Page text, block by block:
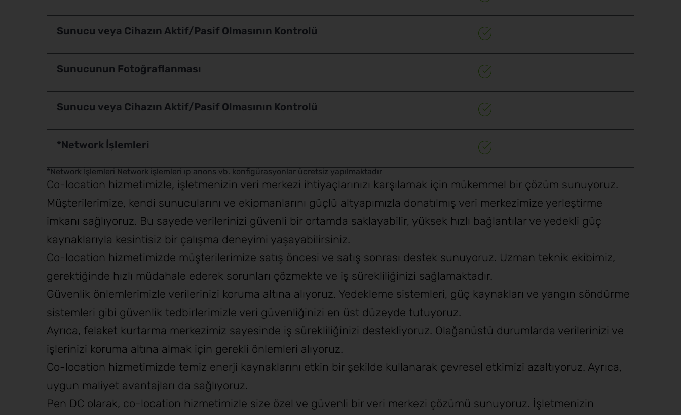
Sunucu veya Cihazın Aktif/Pasif Olmasının Kontrolü
Sunucunun Fotoğraflanması
Sunucu veya Cihazın Aktif/Pasif Olmasının Kontrolü
*Network İşlemleri
*Network İşlemleri Network işlemleri ıp anons vb. konfigürasyonlar ücretsiz yapılmaktadır
Co-location hizmetimizle, işletmenizin veri merkezi ihtiyaçlarınızı karşılamak için mükemmel bir çözüm sunuyoruz.
Müşterilerimize, kendi sunucularını ve ekipmanlarını güçlü altyapımızla donatılmış veri merkezimize yerleştirme
imkanı sağlıyoruz. Bu sayede verilerinizi güvenli bir ortamda saklayabilir, yüksek hızlı bağlantılar ve yedekli güç
kaynaklarıyla kesintisiz bir çalışma deneyimi yaşayabilirsiniz.
Co-location hizmetimizde müşterilerimize satış öncesi ve satış sonrası destek sunuyoruz. Uzman teknik ekibimiz,
gerektiğinde hızlı müdahale ederek sorunları çözmekte ve iş sürekliliğinizi sağlamaktadır.
Güvenlik önlemlerimizle verilerinizi koruma altına alıyoruz. Yedekleme sistemleri, güç kaynakları ve yangın söndürme
sistemleri gibi güvenlik tedbirlerimizle veri güvenliğinizi en üst düzeyde tutuyoruz.
Ayrıca, felaket kurtarma merkezimiz sayesinde iş sürekliliğinizi destekliyoruz. Olağanüstü durumlarda verilerinizi ve
işlerinizi koruma altına almak için gerekli önlemleri alıyoruz.
Co-location hizmetimizde temiz enerji kaynaklarını etkin bir şekilde kullanarak çevresel etkimizi azaltıyoruz. Ayrıca,
uygun maliyet avantajları da sağlıyoruz.
Pen DC olarak, co-location hizmetimizle size özel ve güvenli bir veri merkezi çözümü sunuyoruz. İşletmenizin